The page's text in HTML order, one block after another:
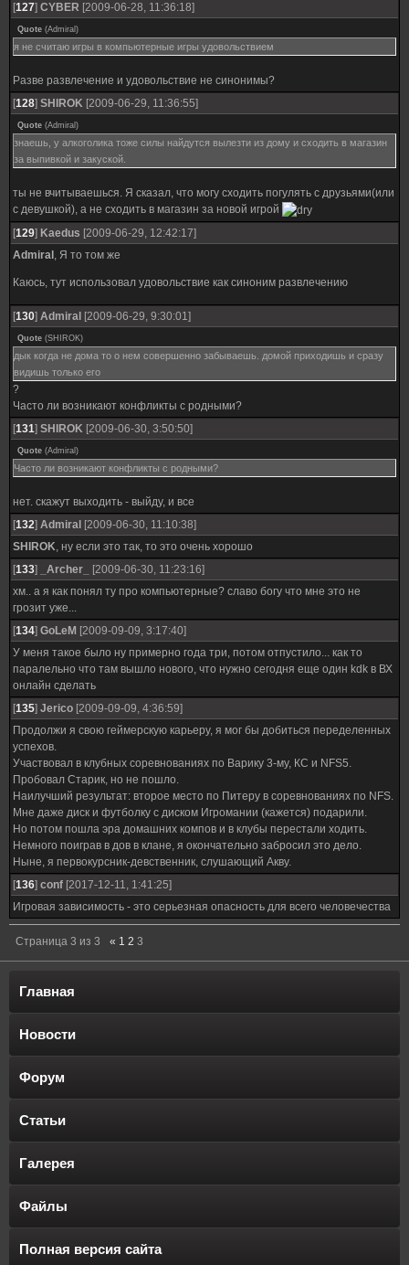
[127] CYBER [2009-06-28, 11:36:18]
Quote (Admiral )
я не считаю игры в компьютерные игры удовольствием
Разве развлечение и удовольствие не синонимы?
[128] SHIROK [2009-06-29, 11:36:55]
Quote (Admiral )
знаешь, у алкоголика тоже силы найдутся вылезти из дому и сходить в магазин
за выпивкой и закуской.
ты не вчитываешься. Я сказал, что могу сходить погулять с друзьями(или
с девушкой), а не сходить в магазин за новой игрой
[129] Kaedus [2009-06-29, 12:42:17]
Admiral , Я то том же
Каюсь, тут использовал удовольствие как синоним развлечению
[130] Admiral [2009-06-29, 9:30:01]
Quote (SHIROK)
дык когда не дома то о нем совершенно забываешь. домой приходишь и сразу
видишь только его
?
Часто ли возникают конфликты с родными?
[131] SHIROK [2009-06-30, 3:50:50]
Quote (Admiral )
Часто ли возникают конфликты с родными?
нет. скажут выходить - выйду, и все
[132] Admiral [2009-06-30, 11:10:38]
SHIROK, ну если это так, то это очень хорошо
[133] _Archer_
[2009-06-30, 11:23:16]
хм.. а я как понял ту про компьютерные? славо богу что мне это не
грозит уже...
[134] GoLeM [2009-09-09, 3:17:40]
У меня такое было ну примерно года три, потом отпустило... как то
паралельно что там вышло нового, что нужно сегодня еще один kdk в ВХ
онлайн сделать
[135] Jerico [2009-09-09, 4:36:59]
Продолжи я свою геймерскую карьеру, я мог бы добиться переделенных
успехов.
Участвовал в клубных соревнованиях по Варику 3-му, КС и NFS5.
Пробовал Старик, но не пошло.
Наилучший результат: второе место по Питеру в соревнованиях по NFS.
Мне даже диск и футболку с диском Игромании (кажется) подарили.
Но потом пошла эра домашних компов и в клубы перестали ходить.
Немного поиграв в дов в клане, я окончательно забросил это дело.
Ныне, я первокурсник-девственник, слушающий Акву.
[136] conf [2017-12-11, 1:41:25]
Игровая зависимость - это серьезная опасность для всего человечества
Страница 3 из 3 « 1 2 3
Главная
Новости
Форум
Статьи
Галерея
Файлы
Полная версия сайта